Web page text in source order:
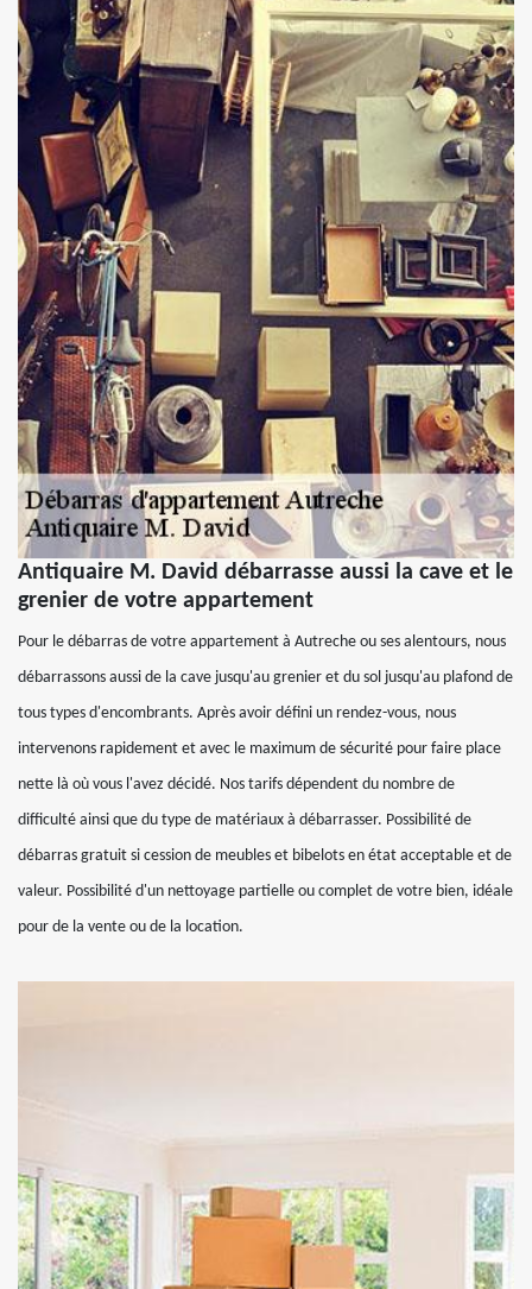
Antiquaire M. David débarrasse aussi la cave et le
grenier de votre appartement
Pour le débarras de votre appartement à Autreche ou ses alentours, nous
débarrassons aussi de la cave jusqu'au grenier et du sol jusqu'au plafond de
tous types d'encombrants. Après avoir défini un rendez-vous, nous
intervenons rapidement et avec le maximum de sécurité pour faire place
nette là où vous l'avez décidé. Nos tarifs dépendent du nombre de
difficulté ainsi que du type de matériaux à débarrasser. Possibilité de
débarras gratuit si cession de meubles et bibelots en état acceptable et de
valeur. Possibilité d'un nettoyage partielle ou complet de votre bien, idéale
pour de la vente ou de la location.